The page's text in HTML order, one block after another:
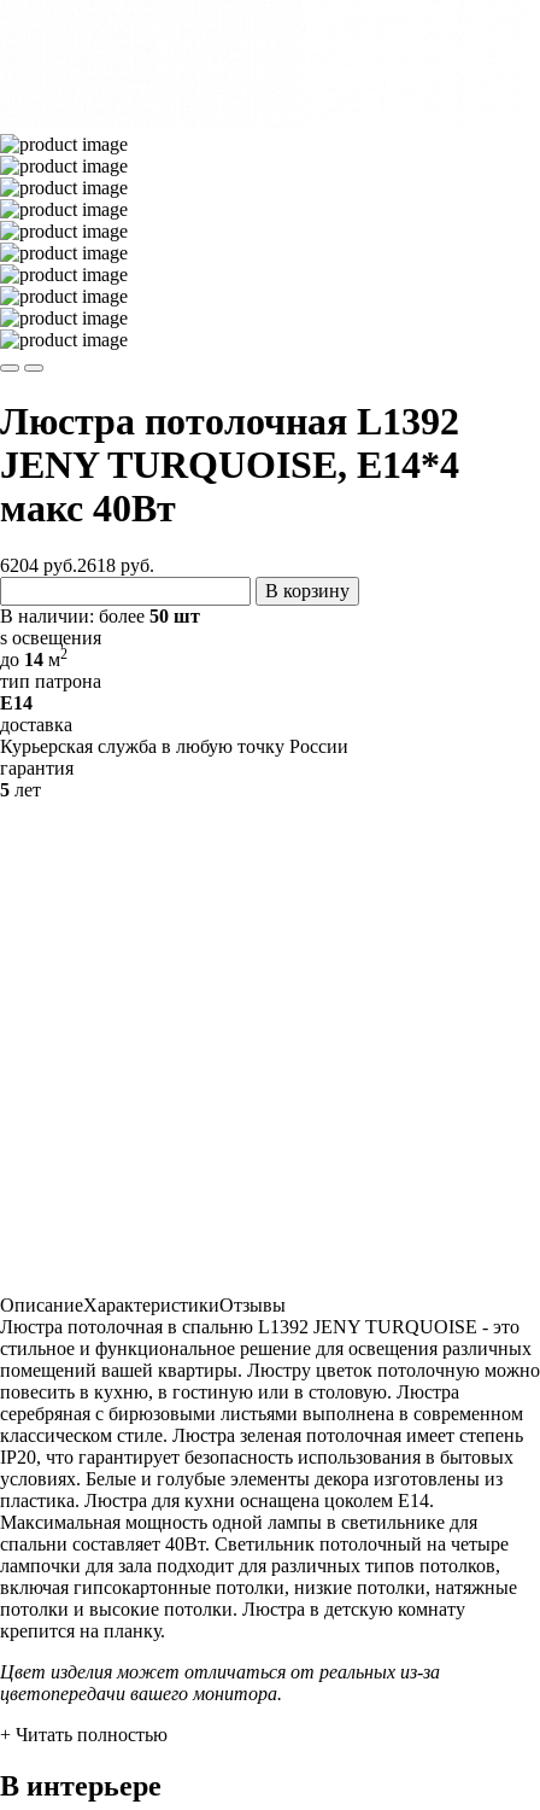
Люстра потолочная L1392
JENY TURQUOISE, E14*4
макс 40Вт
6204 руб.2618 руб.
В корзину
В наличии: более 50 шт
s освещения
до 14 м2
тип патрона
E14
доставка
Курьерская служба в любую точку России
гарантия
5 лет
ОписаниеХарактеристикиОтзывы
Люстра потолочная в спальню L1392 JENY TURQUOISE - это
стильное и функциональное решение для освещения различных
помещений вашей квартиры. Люстру цветок потолочную можно
повесить в кухню, в гостиную или в столовую. Люстра
серебряная с бирюзовыми листьями выполнена в современном
классическом стиле. Люстра зеленая потолочная имеет степень
IP20, что гарантирует безопасность использования в бытовых
условиях. Белые и голубые элементы декора изготовлены из
пластика. Люстра для кухни оснащена цоколем E14.
Максимальная мощность одной лампы в светильнике для
спальни составляет 40Вт. Светильник потолочный на четыре
лампочки для зала подходит для различных типов потолков,
включая гипсокартонные потолки, низкие потолки, натяжные
потолки и высокие потолки. Люстра в детскую комнату
крепится на планку.
Цвет изделия может отличаться от реальных из-за
цветопередачи вашего монитора.
+ Читать полностью
В интерьере